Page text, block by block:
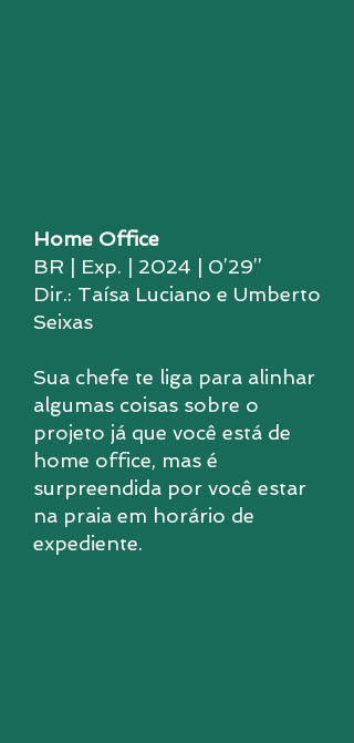
Home Office
BR | Exp. | 2024 | 0’29’’
Dir.: Taísa Luciano e Umberto
Seixas
Sua chefe te liga para alinhar
algumas coisas sobre o
projeto já que você está de
home office, mas é
surpreendida por você estar
na praia em horário de
expediente.